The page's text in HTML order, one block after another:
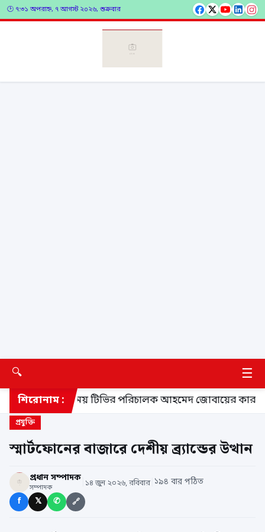
🕑 ৭:৩১ অপরাহ্ন, ৭ আগস্ট ২০২৬, শুক্রবার
☰
🔍
শিরোনাম :সময় টিভির পরিচালক আহমেদ জোবায়ের কারাগারে
প্রযুক্তি
স্মার্টফোনের বাজারে দেশীয় ব্র্যান্ডের উত্থান
প্রধান সম্পাদক
সম্পাদক ১৪ জুন ২০২৬, রবিবার| ১৯৪ বার পঠিত
f 𝕏 ✆ 🔗